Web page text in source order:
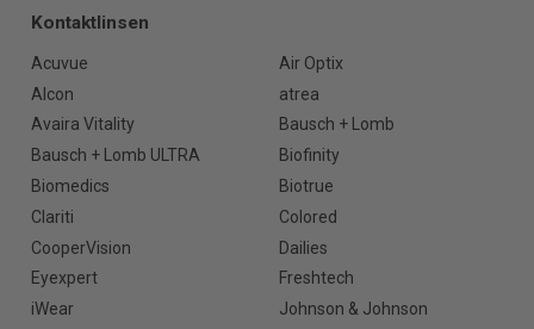
Kontaktlinsen
Acuvue
Air Optix
Alcon
atrea
Avaira Vitality
Bausch + Lomb
Bausch + Lomb ULTRA
Biofinity
Biomedics
Biotrue
Clariti
Colored
CooperVision
Dailies
Eyexpert
Freshtech
iWear
Johnson & Johnson